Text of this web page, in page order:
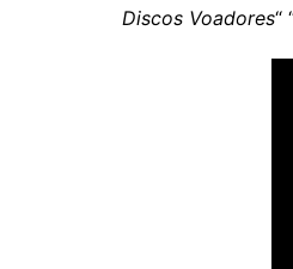
Discos Voadores